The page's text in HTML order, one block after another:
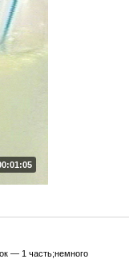
— 1 часть;немного